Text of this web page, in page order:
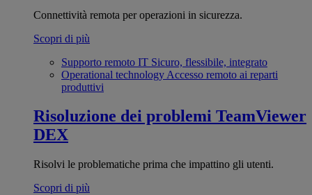
Connettività remota per operazioni in sicurezza.
Scopri di più
Supporto remoto IT Sicuro, flessibile, integrato
Operational technology Accesso remoto ai reparti
produttivi
Risoluzione dei problemi TeamViewer
DEX
Risolvi le problematiche prima che impattino gli utenti.
Scopri di più